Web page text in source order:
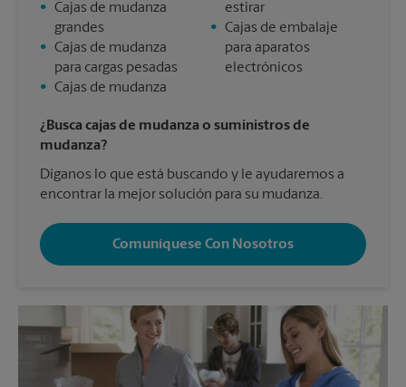
• Cajas de mudanza
grandes
• Cajas de mudanza
para cargas pesadas
• Cajas de mudanza
estirar
• Cajas de embalaje
para aparatos
electrónicos
¿Busca cajas de mudanza o suministros de
mudanza?
Díganos lo que está buscando y le ayudaremos a
encontrar la mejor solución para su mudanza.
Comuníquese Con Nosotros